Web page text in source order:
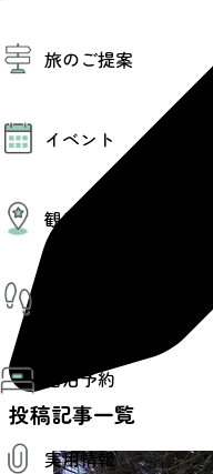
仙台観光PR動画ラ
仙台から行く東北周
伝統的工芸品
夜時間トピックス
旅のご提案
モデルコース
AIおまかせコース
オリジナルプラン
みんなの旅行記
イベント
イベント情報
その他イベント情報
観光情報
季節のイベント
プロスポーツチー
仙台の銘品
仙台夜時間
仙台観光マップ
仙台旅先体験コレク
仙台旅先体験コレク
体験プログラム検索
体験事業者からのお
体験トピックス
体験事業者
宿泊予約
実用情報
投稿記事一覧